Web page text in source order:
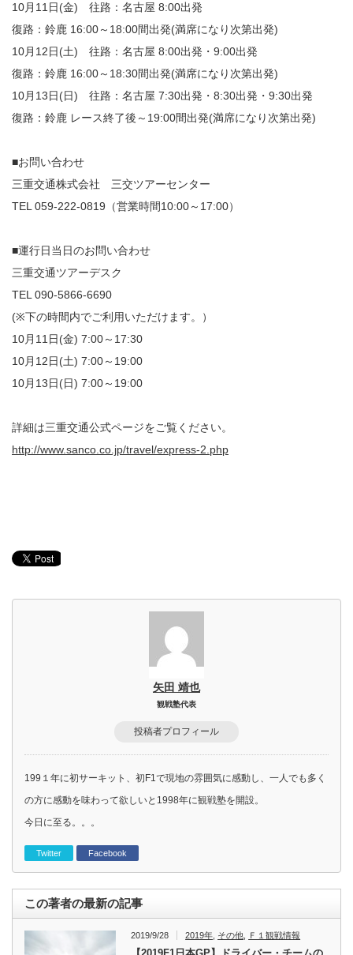
10月11日(金) 往路：名古屋 8:00出発
復路：鈴鹿 16:00～18:00間出発(満席になり次第出発)
10月12日(土) 往路：名古屋 8:00出発・9:00出発
復路：鈴鹿 16:00～18:30間出発(満席になり次第出発)
10月13日(日) 往路：名古屋 7:30出発・8:30出発・9:30出発
復路：鈴鹿 レース終了後～19:00間出発(満席になり次第出発)
■お問い合わせ
三重交通株式会社 三交ツアーセンター
TEL 059-222-0819（営業時間10:00～17:00）
■運行日当日のお問い合わせ
三重交通ツアーデスク
TEL 090-5866-6690
(※下の時間内でご利用いただけます。）
10月11日(金) 7:00～17:30
10月12日(土) 7:00～19:00
10月13日(日) 7:00～19:00
詳細は三重交通公式ページをご覧ください。
http://www.sanco.co.jp/travel/express-2.php
矢田 靖也
観戦塾代表
投稿者プロフィール
199１年に初サーキット、初F1で現地の雰囲気に感動し、一人でも多く
の方に感動を味わって欲しいと1998年に観戦塾を開設。
今日に至る。。。
Twitter Facebook
この著者の最新の記事
2019/9/28 2019年 その他 Ｆ１観戦情報